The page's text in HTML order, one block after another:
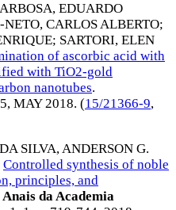
EDUARDO
CARLOS ALBERTO;
; SARTORI, ELEN
of ascorbic acid with
with TiO2-gold
nanotubes.
MAY 2018. (15/21366-9,
DA SILVA, ANDERSON G.
Controlled synthesis of noble
principles, and
Anais da Academia